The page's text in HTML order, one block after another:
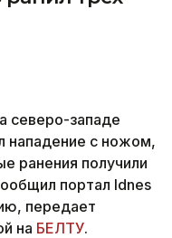
северо-западе
нападение с ножом,
ранения получили
портал Idnes
передает
на БЕЛТУ.